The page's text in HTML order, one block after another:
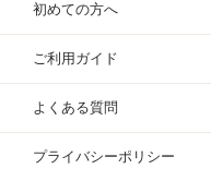
初めての方へ
ご利用ガイド
よくある質問
プライバシーポリシー